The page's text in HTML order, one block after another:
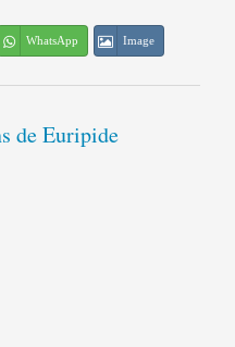
WhatsApp Image
de Euripide